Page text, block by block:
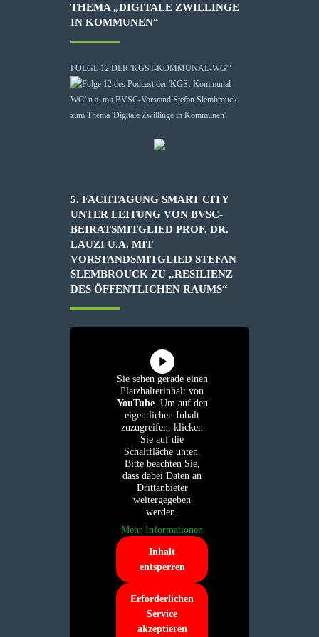
THEMA „DIGITALE ZWILLINGE
IN KOMMUNEN“
FOLGE 12 DER 'KGST-KOMMUNAL-WG'“
5. FACHTAGUNG SMART CITY
UNTER LEITUNG VON BVSC-
BEIRATSMITGLIED PROF. DR.
LAUZI U.A. MIT
VORSTANDSMITGLIED STEFAN
SLEMBROUCK ZU „RESILIENZ
DES ÖFFENTLICHEN RAUMS“
Sie sehen gerade einen
Platzhalterinhalt von
YouTube. Um auf den
eigentlichen Inhalt
zuzugreifen, klicken
Sie auf die
Schaltfläche unten.
Bitte beachten Sie,
dass dabei Daten an
Drittanbieter
weitergegeben
werden.
Mehr Informationen
Inhalt
entsperren
Erforderlichen
Service
akzeptieren